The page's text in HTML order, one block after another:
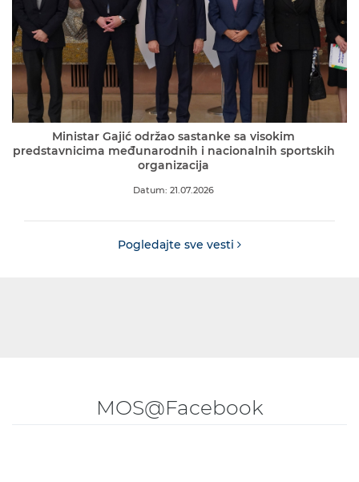
Ministar Gajić održao sastanke sa visokim
predstavnicima međunarodnih i nacionalnih sportskih
organizacija
Datum: 21.07.2026
Pogledajte sve vesti
MOS@Facebook